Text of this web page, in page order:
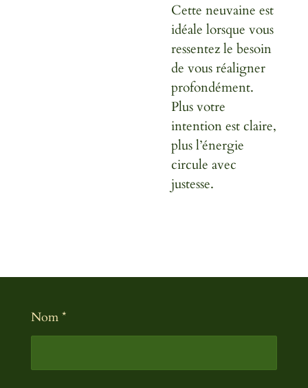
Cette neuvaine est
idéale lorsque vous
ressentez le besoin
de vous réaligner
profondément.
Plus votre
intention est claire,
plus l’énergie
circule avec
justesse.
Nom *